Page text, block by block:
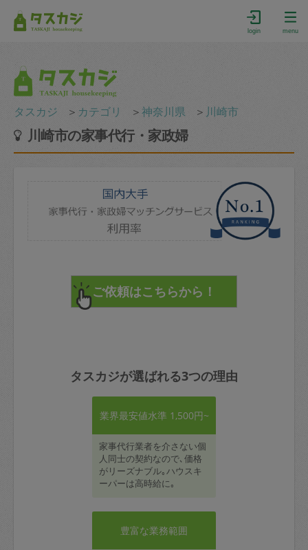
login menu
タスカジ ＞ カテゴリ ＞神奈川県 ＞ 川崎市
川崎市の家事代行・家政婦
タスカジが選ばれる3つの理由
業界最安値水準 1,500円~
家事代行業者を介さない個
人同士の契約なので､価格
がリーズナブル｡ハウスキ
ーパーは高時給に｡
豊富な業務範囲